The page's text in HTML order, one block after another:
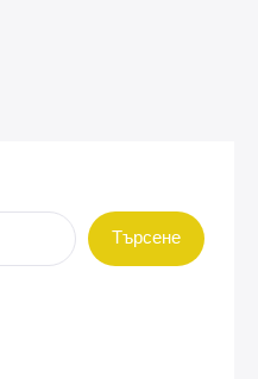
Търсене